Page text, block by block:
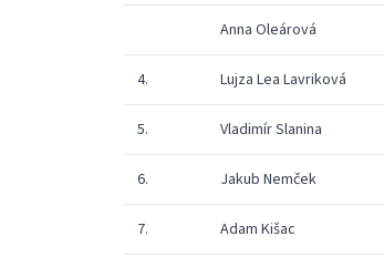
Anna Oleárová
4. Lujza Lea Lavriková
5. Vladimír Slanina
6. Jakub Nemček
7. Adam Kišac